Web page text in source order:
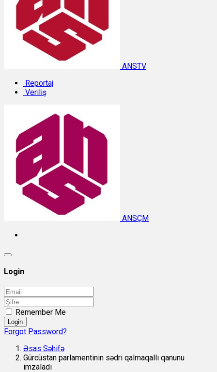
ANSTV
Reportaj
Veriliş
ANSÇM
Login
Remember Me
Login
Forgot Password?
Əsas Səhifə
Gürcüstan parlamentinin sədri qalmaqallı qanunu
imzaladı